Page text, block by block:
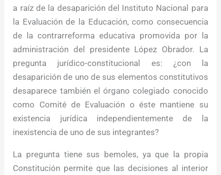
a raíz de la desaparición del Instituto Nacional para
la Evaluación de la Educación, como consecuencia
de la contrarreforma educativa promovida por la
administración del presidente López Obrador. La
pregunta jurídico-constitucional es: ¿con la
desaparición de uno de sus elementos constitutivos
desaparece también el órgano colegiado conocido
como Comité de Evaluación o éste mantiene su
existencia jurídica independientemente de la
inexistencia de uno de sus integrantes?
La pregunta tiene sus bemoles, ya que la propia
Constitución permite que las decisiones al interior